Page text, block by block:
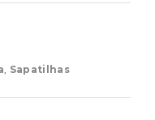
, Sapatilhas